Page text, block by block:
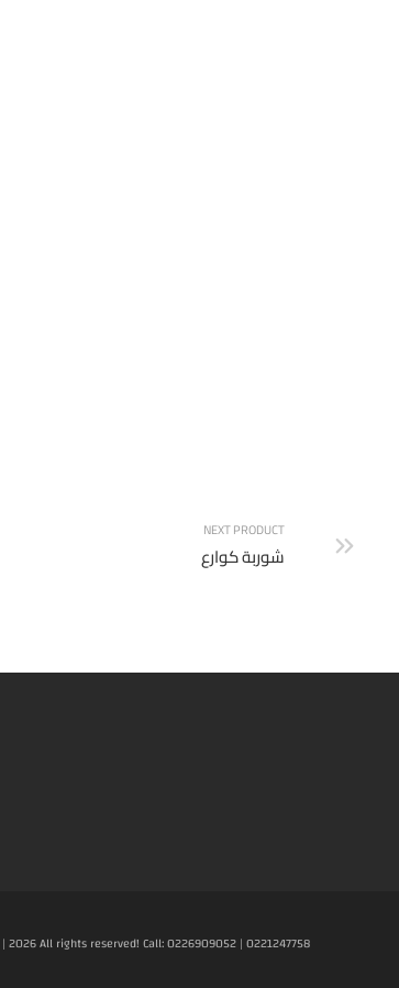
NEXT PRODUCT
شوربة كوارع
| 2026 All rights reserved! Call: 0226909052 | 0221247758